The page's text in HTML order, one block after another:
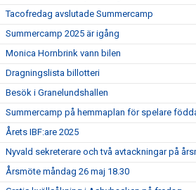
Tacofredag avslutade Summercamp
Summercamp 2025 är igång
Monica Hornbrink vann bilen
Dragningslista billotteri
Besök i Granelundshallen
Summercamp på hemmaplan för spelare
Årets IBF:are 2025
Nyvald sekreterare och två avtackningar på
Årsmöte måndag 26 maj 18.30